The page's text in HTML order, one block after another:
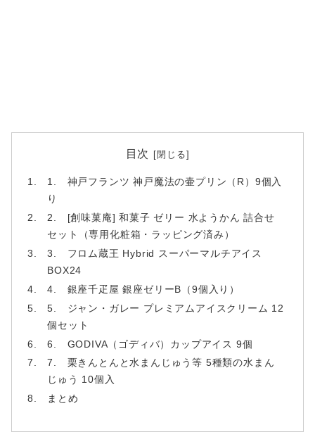
目次
1. 神戸フランツ 神戸魔法の壷プリン（R）9個入
り
2. [創味菓庵] 和菓子 ゼリー 水ようかん 詰合せ
セット（専用化粧箱・ラッピング済み）
3. フロム蔵王 Hybrid スーパーマルチアイス
BOX24
4. 銀座千疋屋 銀座ゼリーB（9個入り）
5. ジャン・ガレー プレミアムアイスクリーム 12
個セット
6. GODIVA（ゴディバ）カップアイス 9個
7. 栗きんとんと水まんじゅう等 5種類の水まん
じゅう 10個入
まとめ